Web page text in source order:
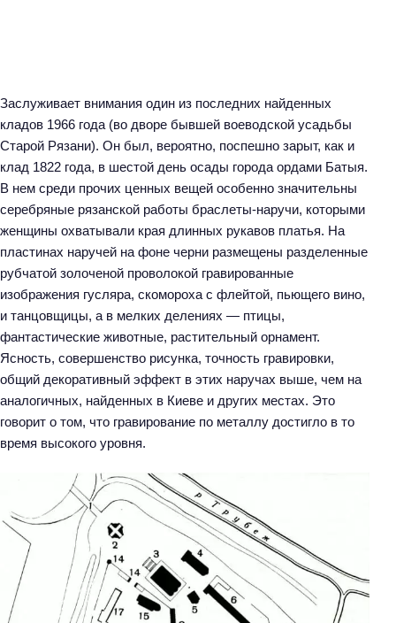
Заслуживает внимания один из последних найденных
кладов 1966 года (во дворе бывшей воеводской усадьбы
Старой Рязани). Он был, вероятно, поспешно зарыт, как и
клад 1822 года, в шестой день осады города ордами Батыя.
В нем среди прочих ценных вещей особенно значительны
серебряные рязанской работы браслеты-наручи, которыми
женщины охватывали края длинных рукавов платья. На
пластинах наручей на фоне черни размещены разделенные
рубчатой золоченой проволокой гравированные
изображения гусляра, скомороха с флейтой, пьющего вино,
и танцовщицы, а в мелких делениях — птицы,
фантастические животные, растительный орнамент.
Ясность, совершенство рисунка, точность гравировки,
общий декоративный эффект в этих наручах выше, чем на
аналогичных, найденных в Киеве и других местах. Это
говорит о том, что гравирование по металлу достигло в то
время высокого уровня.